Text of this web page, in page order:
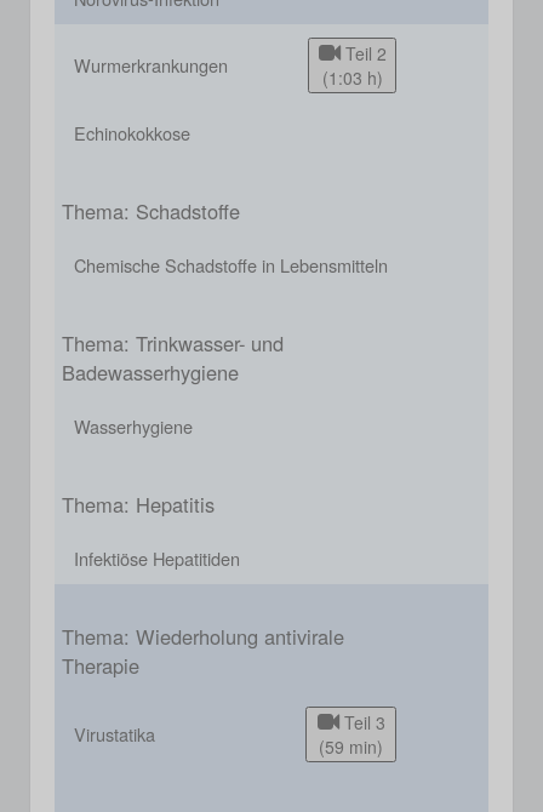
Wurmerkrankungen
Teil 2
(1:03 h)
Echinokokkose
Thema: Schadstoffe
Chemische Schadstoffe in Lebensmitteln
Thema: Trinkwasser- und
Badewasserhygiene
Wasserhygiene
Thema: Hepatitis
Infektiöse Hepatitiden
Thema: Wiederholung antivirale
Therapie
Virustatika
Teil 3
(59 min)